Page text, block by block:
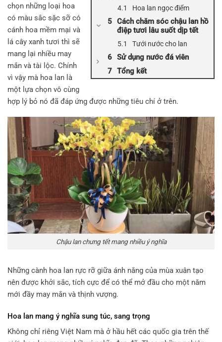
Hoa lan ngọc điểm
Cách chăm sóc chậu lan hồ
điệp tươi lâu suốt dịp tết
Tưới nước cho lan
Sử dụng nước đá viên
Tổng kết
chọn những loại hoa
có màu sắc sặc sỡ có
cánh hoa mềm mại và
lá cây xanh tươi thì sẽ
mang lại nhiều may
mắn và tài lộc. Chính
vì vậy mà hoa lan là
một lựa chọn vô cùng
hợp lý bỏ nó đã đáp ứng được những tiêu chí ở trên.
Chậu lan chưng tết mang nhiều ý nghĩa
Những cành hoa lan rực rỡ giữa ánh nắng của mùa xuân tạo
nên được khởi sắc, tích cực để có thể mở đầu cho một năm
mới đầy may mắn và thịnh vượng.
Hoa lan mang ý nghĩa sung túc, sang trọng
Không chỉ riêng Việt Nam mà ở hầu hết các quốc gia trên thế